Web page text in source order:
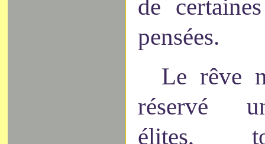
de
pensées.
Le rêve
réservé
élites,